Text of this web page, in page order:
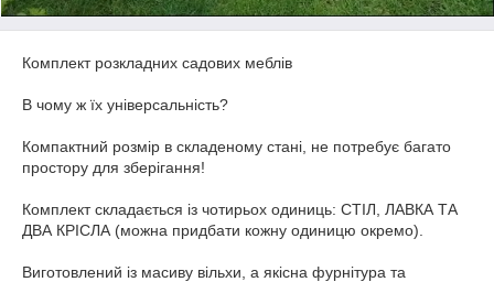
Комплект розкладних садових меблів
В чому ж їх універсальність?
Компактний розмір в складеному стані, не потребує багато
простору для зберігання!
Комплект складається із чотирьох одиниць: СТІЛ, ЛАВКА ТА
ДВА КРІСЛА (можна придбати кожну одиницю окремо).
Виготовлений із масиву вільхи, а якісна фурнітура та